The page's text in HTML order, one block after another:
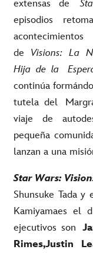
extensas de
episodios
de Visions: La
Hija de la
continúa
tutela del
viaje de
pequeña
lanzan a una
Star Wars:
Shunsuke Tada y
Kamiyamaes el
ejecutivos son
Rimes,Justin